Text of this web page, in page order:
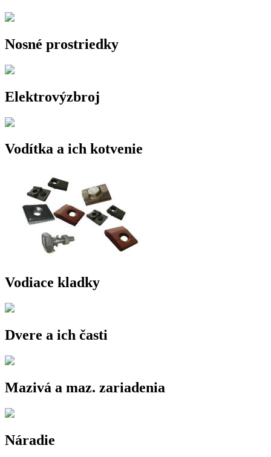
Nosné prostriedky
Elektrovýzbroj
Vodítka a ich kotvenie
Vodiace kladky
Dvere a ich časti
Mazivá a maz. zariadenia
Náradie